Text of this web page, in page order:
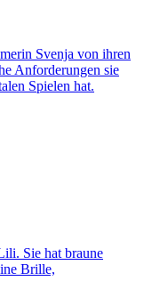
Svenja von ihren
Anforderungen sie
Spielen hat.